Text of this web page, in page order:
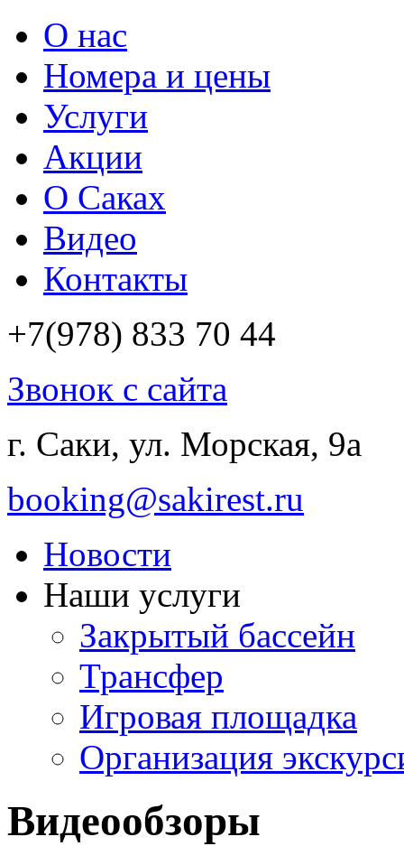
О нас
Номера и цены
Услуги
Акции
О Саках
Видео
Контакты
+7(978) 833 70 44
Звонок с сайта
г. Саки, ул. Морская, 9а
booking@sakirest.ru
Новости
Наши услуги
Закрытый бассейн
Трансфер
Игровая площадка
Организация
Видеообзоры